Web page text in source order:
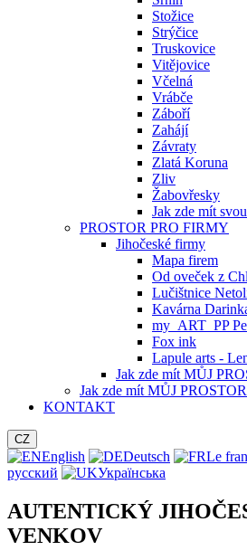
Stožice
Strýčice
Truskovice
Vitějovice
Včelná
Vrábče
Záboří
Zahájí
Závraty
Zlatá Koruna
Zliv
Žabovřesky
Jak zde mít
PROSTOR PRO FIRMY
Jihočeské firmy
Mapa firem
Od oveček z
Lučištnice
Kavárna
my_ART_PP
Fox ink
Lapule arts -
Jak zde mít MŮJ
Jak zde mít MŮJ PROSTOR
KONTAKT
CZ
English Deutsch Le
русский
Українська
AUTENTICKÝ
VENKOV